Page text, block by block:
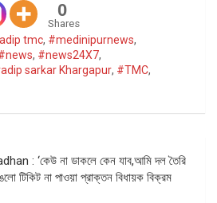
0
Shares
tmc, #medinipurnews,
, #news24X7,
sarkar Khargapur, #TMC,
: ‘কেউ না ডাকলে কেন যাব,আমি দল তৈরি
টিকিট না পাওয়া প্রাক্তন বিধায়ক বিক্রম